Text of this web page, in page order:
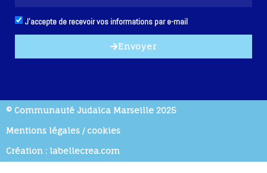
J'accepte de recevoir vos informations par e-mail
Envoyer
© Communauté Judaïca Marseille 2025
Mentions légales / cookies
Création : labellecrea.com